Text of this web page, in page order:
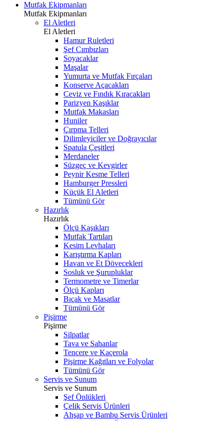
Mutfak Ekipmanları
Mutfak Ekipmanları
El Aletleri
El Aletleri
Hamur Ruletleri
Şef Cımbızları
Soyacaklar
Maşalar
Yumurta ve Mutfak Fırçaları
Konserve Açacakları
Ceviz ve Fındık Kıracakları
Parizyen Kaşıklar
Mutfak Makasları
Huniler
Çırpma Telleri
Dilimleyiciler ve Doğrayıcılar
Spatula Çeşitleri
Merdaneler
Süzgeç ve Kevgirler
Peynir Kesme Telleri
Hamburger Pressleri
Küçük El Aletleri
Tümünü Gör
Hazırlık
Hazırlık
Ölçü Kaşıkları
Mutfak Tartıları
Kesim Levhaları
Karıştırma Kapları
Havan ve Et Dövecekleri
Sosluk ve Şurupluklar
Termometre ve Timerlar
Ölçü Kapları
Bıçak ve Masatlar
Tümünü Gör
Pişirme
Pişirme
Silpatlar
Tava ve Sahanlar
Tencere ve Kaçerola
Pişirme Kağıtları ve Folyolar
Tümünü Gör
Servis ve Sunum
Servis ve Sunum
Şef Önlükleri
Çelik Servis Ürünleri
Ahşap ve Bambu Servis Ürünleri